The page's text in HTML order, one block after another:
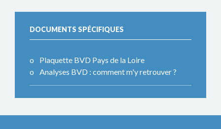
DOCUMENTS SPÉCIFIQUES
Plaquette BVD Pays de la Loire
Analyses BVD : comment m'y retrouver ?